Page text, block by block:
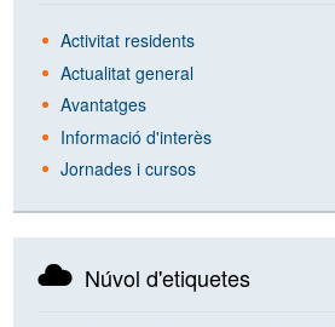
Activitat residents
Actualitat general
Avantatges
Informació d'interès
Jornades i cursos
Núvol d'etiquetes